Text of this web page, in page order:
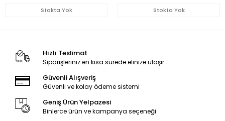
Stokta Yok Stokta Yok
Hızlı Teslimat
Siparişleriniz en kısa sürede elinize ulaşır.
Güvenli Alışveriş
Güvenli ve kolay ödeme sistemi
Geniş Ürün Yelpazesi
Binlerce ürün ve kampanya seçeneği